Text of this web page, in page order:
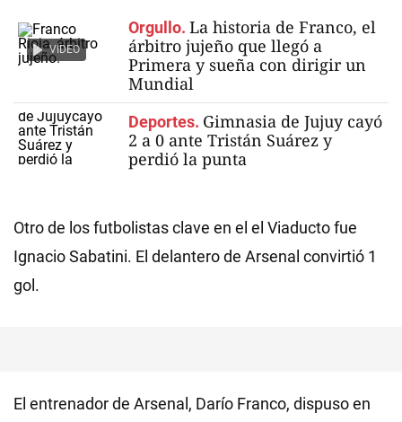
VIDEO
Orgullo. La historia de Franco, el
árbitro jujeño que llegó a
Primera y sueña con dirigir un
Mundial
Deportes. Gimnasia de Jujuy cayó
2 a 0 ante Tristán Suárez y
perdió la punta
Otro de los futbolistas clave en el el Viaducto fue
Ignacio Sabatini. El delantero de Arsenal convirtió 1
gol.
El entrenador de Arsenal, Darío Franco, dispuso en